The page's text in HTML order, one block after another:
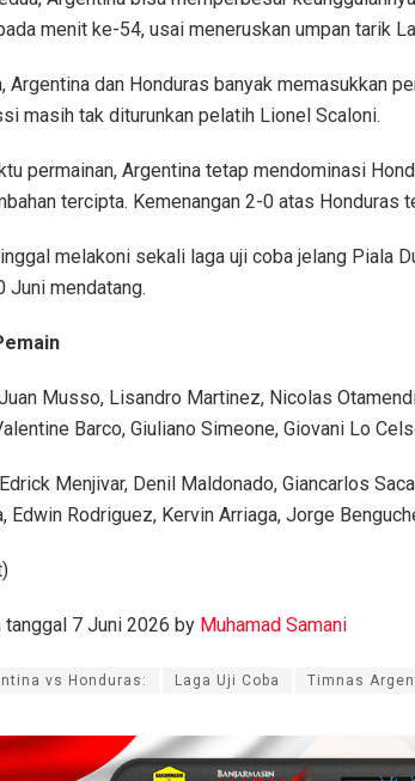
menit ke-54, usai meneruskan umpan tarik
Argentina dan Honduras banyak memasukkan
masih tak diturunkan pelatih Lionel Scaloni.
permainan, Argentina tetap mendominasi
tercipta. Kemenangan 2-0 atas Honduras
melakoni sekali laga uji coba jelang Piala
Juni mendatang.
Musso, Lisandro Martinez, Nicolas
Barco, Giuliano Simeone, Giovani Lo
Menjivar, Denil Maldonado, Giancarlos
Edwin Rodriguez, Kervin Arriaga, Jorge
tanggal 7 Juni 2026 by Muhamad Samani
vs Honduras: Laga Uji Coba Timnas